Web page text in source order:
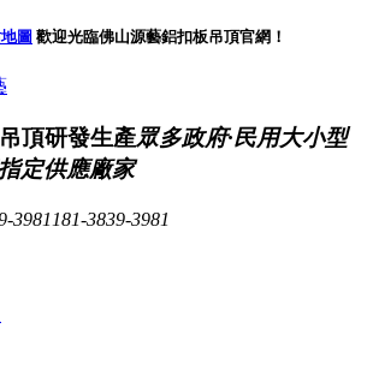
圖 歡迎光臨佛山源藝鋁扣板吊頂官網！
頂研發生產眾多政府·民用大小型
定供應廠家
3981 181-3839-3981